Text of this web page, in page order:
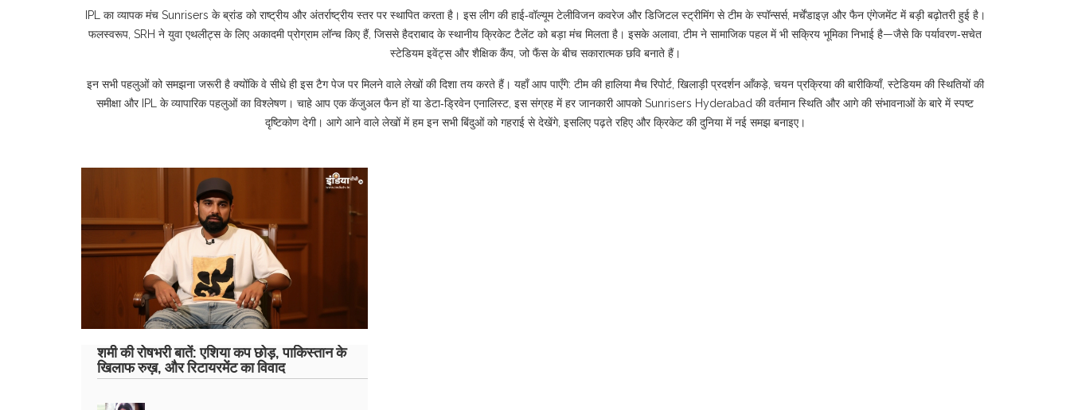
IPL का व्यापक मंच Sunrisers के ब्रांड को राष्ट्रीय और अंतर्राष्ट्रीय स्तर पर स्थापित करता है। इस लीग की हाई‑वॉल्यूम टेलीविजन कवरेज और डिजिटल स्ट्रीमिंग से टीम के स्पॉन्सर्स, मर्चेंडाइज़ और फैन एंगेजमेंट में बड़ी बढ़ोतरी हुई है।
फलस्वरूप, SRH ने युवा एथलीट्स के लिए अकादमी प्रोग्राम लॉन्च किए हैं, जिससे हैदराबाद के स्थानीय क्रिकेट टैलेंट को बड़ा मंच मिलता है। इसके अलावा, टीम ने सामाजिक पहल में भी सक्रिय भूमिका निभाई है—जैसे कि पर्यावरण‑सचेत
स्टेडियम इवेंट्स और शैक्षिक कैंप, जो फैंस के बीच सकारात्मक छवि बनाते हैं।
इन सभी पहलुओं को समझना जरूरी है क्योंकि वे सीधे ही इस टैग पेज पर मिलने वाले लेखों की दिशा तय करते हैं। यहाँ आप पाएँगे: टीम की हालिया मैच रिपोर्ट, खिलाड़ी प्रदर्शन आँकड़े, चयन प्रक्रिया की बारीकियाँ, स्टेडियम की स्थितियों की
समीक्षा और IPL के व्यापारिक पहलुओं का विश्लेषण। चाहे आप एक कॅजुअल फैन हों या डेटा‑ड्रिवेन एनालिस्ट, इस संग्रह में हर जानकारी आपको Sunrisers Hyderabad की वर्तमान स्थिति और आगे की संभावनाओं के बारे में स्पष्ट
दृष्टिकोण देगी। आगे आने वाले लेखों में हम इन सभी बिंदुओं को गहराई से देखेंगे, इसलिए पढ़ते रहिए और क्रिकेट की दुनिया में नई समझ बनाइए।
शमी की रोषभरी बातें: एशिया कप छोड़, पाकिस्तान के
खिलाफ रुख़, और रिटायरमेंट का विवाद